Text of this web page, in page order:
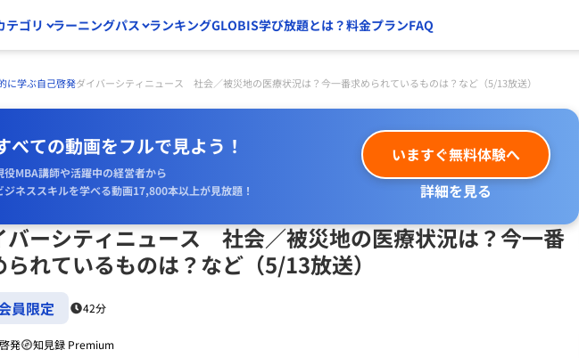
テゴリ ラーニングパス ランキングGLOBIS学び放題とは？料金プランFAQ
に学ぶ自己啓発ダイバーシティニュース 社会／被災地の医療状況は？今一番求められているものは？など（5/13放送）
べての動画をフルで見よう！
役MBA講師や活躍中の経営者から
ジネススキルを学べる動画17,800本以上が見放題！
いますぐ無料体験へ
詳細を見る
バーシティニュース 社会／被災地の医療状況は？今一番
られているものは？など（5/13放送）
員限定 42分
発 知見録 Premium